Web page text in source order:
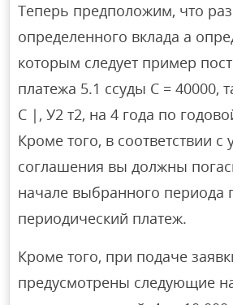
Теперь предположим, что
определенного вклада a
которым следует пример
платежа 5.1 ссуды C = 40000,
С |, У2 т2, на 4 года по
Кроме того, в соответствии с
соглашения вы должны
начале выбранного периода
периодический платеж.
Кроме того, при подаче
предусмотрены следующие